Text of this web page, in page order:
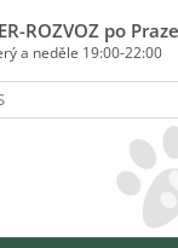
ROZVOZ po Praze
a neděle 19:00-22:00
PLATBY